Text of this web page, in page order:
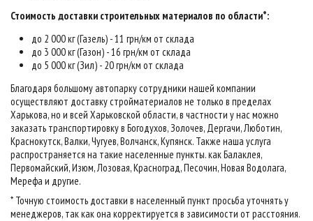
Стоимость доставки строительных материалов по области*:
до 2 000 кг (Газель) - 11 грн/км от склада
до 3 000 кг (Газон) - 16 грн/км от склада
до 5 000 кг (Зил) - 20 грн/км от склада
Благодаря большому автопарку сотрудники нашей компании
осуществляют доставку стройматериалов не только в пределах
Харькова, но и всей Харьковской области, в частности у нас можно
заказать транспортировку в Богодухов, Золочев, Дергачи, Люботин,
Краснокутск, Валки, Чугуев, Волчанск, Купянск. Также наша услуга
распространяется на такие населенные пункты. как Балаклея,
Первомайский, Изюм, Лозовая, Красноград, Песочин, Новая Водолага,
Мерефа и другие.
* Точную стоимость доставки в населенный пункт просьба уточнять у
менеджеров, так как она корректируется в зависимости от расстояния.